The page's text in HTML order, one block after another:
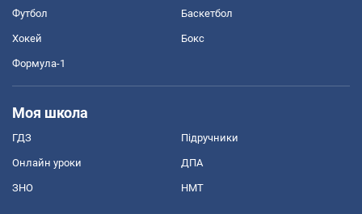
Футбол Баскетбол
Хокей Бокс
Формула-1
Моя школа
ГДЗ Підручники
Онлайн уроки ДПА
ЗНО НМТ